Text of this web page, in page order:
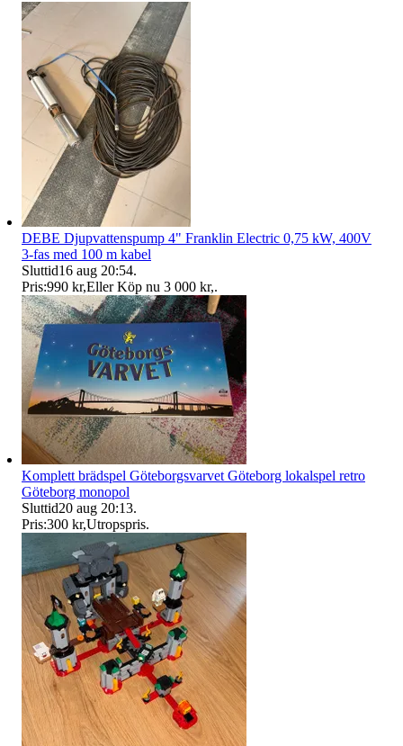
DEBE Djupvattenspump 4" Franklin Electric 0,75 kW, 400V
3-fas med 100 m kabel
Sluttid16 aug 20:54.
Pris:990 kr,Eller Köp nu 3 000 kr,.
Komplett brädspel Göteborgsvarvet Göteborg lokalspel retro
Göteborg monopol
Sluttid20 aug 20:13.
Pris:300 kr,Utropspris.